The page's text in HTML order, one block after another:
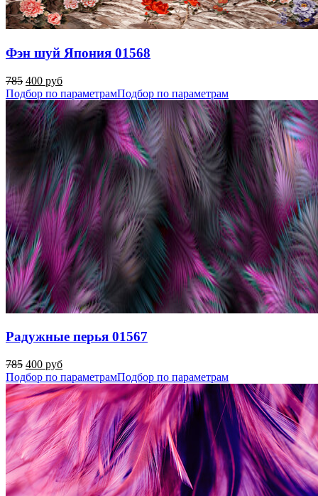
Фэн шуй Япония 01568
785 400 руб
Подбор по параметрамПодбор по параметрам
Радужные перья 01567
785 400 руб
Подбор по параметрамПодбор по параметрам